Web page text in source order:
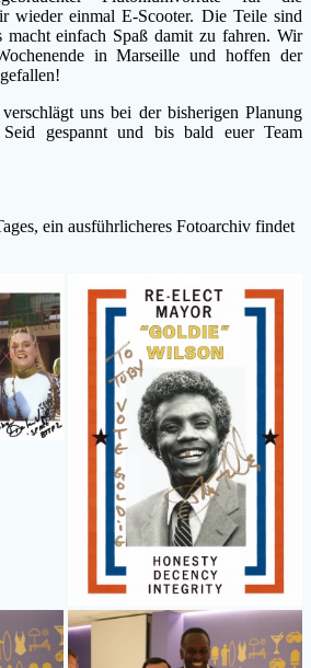
wieder einmal E-Scooter. Die Teile sind
macht einfach Spaß damit zu fahren. Wir
in Marseille und hoffen der
uns bei der bisherigen Planung
gespannt und bis bald euer Team
ein ausführlicheres Fotoarchiv findet